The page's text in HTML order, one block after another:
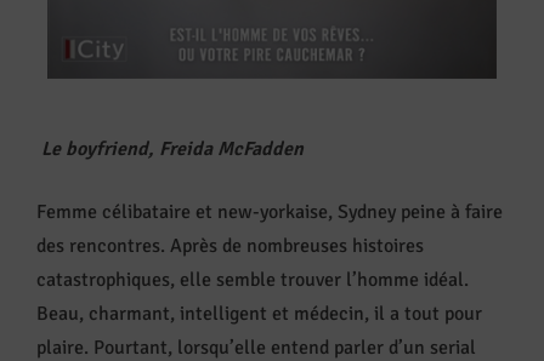
Le boyfriend, Freida McFadden
Femme célibataire et new-yorkaise, Sydney peine à faire
des rencontres. Après de nombreuses histoires
catastrophiques, elle semble trouver l’homme idéal.
Beau, charmant, intelligent et médecin, il a tout pour
plaire. Pourtant, lorsqu’elle entend parler d’un serial